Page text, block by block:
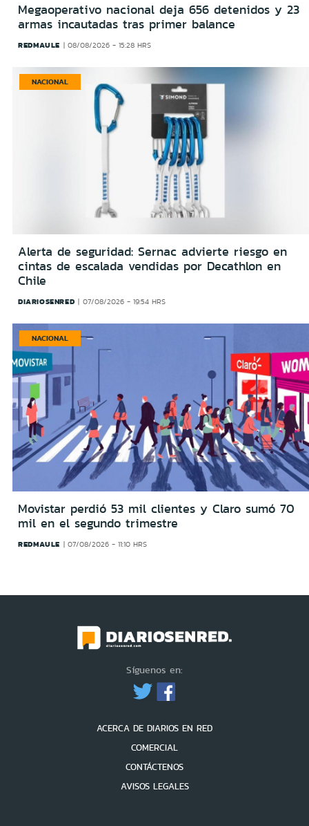
Megaoperativo nacional deja 656 detenidos y 23
armas incautadas tras primer balance
REDMAULE 08/08/2026 - 15:28 HRS
NACIONAL
Alerta de seguridad: Sernac advierte riesgo en
cintas de escalada vendidas por Decathlon en
Chile
DIARIOSENRED 07/08/2026 - 19:54 HRS
NACIONAL
Movistar perdió 53 mil clientes y Claro sumó 70
mil en el segundo trimestre
REDMAULE 07/08/2026 - 11:10 HRS
Síguenos en:
ACERCA DE DIARIOS EN RED
COMERCIAL
CONTÁCTENOS
AVISOS LEGALES